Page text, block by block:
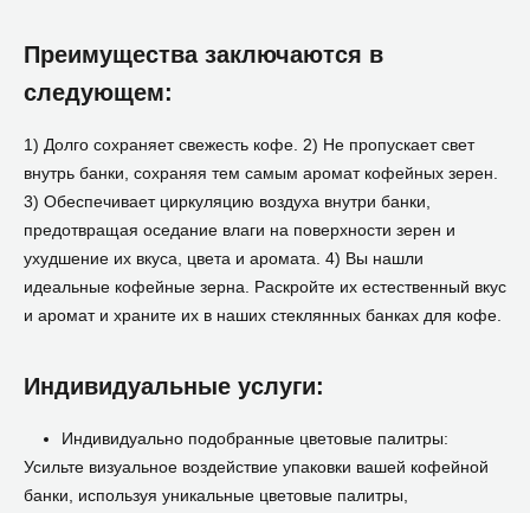
Преимущества заключаются в
следующем:
1) Долго сохраняет свежесть кофе. 2) Не пропускает свет
внутрь банки, сохраняя тем самым аромат кофейных зерен.
3) Обеспечивает циркуляцию воздуха внутри банки,
предотвращая оседание влаги на поверхности зерен и
ухудшение их вкуса, цвета и аромата. 4) Вы нашли
идеальные кофейные зерна. Раскройте их естественный вкус
и аромат и храните их в наших стеклянных банках для кофе.
Индивидуальные услуги:
Индивидуально подобранные цветовые палитры:
Усильте визуальное воздействие упаковки вашей кофейной
банки, используя уникальные цветовые палитры,